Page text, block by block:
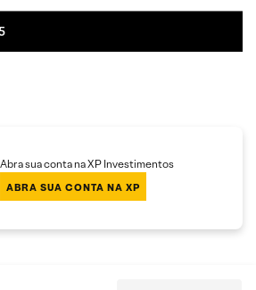
Abra sua conta na XP Investimentos
ABRA SUA CONTA NA XP